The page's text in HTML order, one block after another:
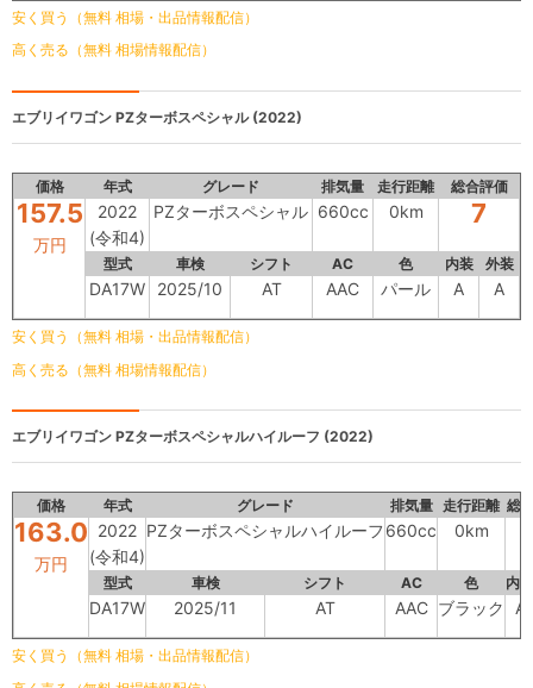
安く買う（無料 相場・出品情報配信）
高く売る（無料 相場情報配信）
エブリイワゴン PZターボスペシャル (2022)
価格 年式 グレード 排気量 走行距離 総合評価
157.5
万円
2022
(令和4)
PZターボスペシャル 660cc 0km 7
型式 車検 シフト AC 色 内装 外装
DA17W 2025/10 AT AAC パール A A
安く買う（無料 相場・出品情報配信）
高く売る（無料 相場情報配信）
エブリイワゴン PZターボスペシャルハイルーフ (2022)
価格 年式 グレード 排気量 走行距離 総
163.0
万円
2022
(令和4)
PZターボスペシャルハイルーフ 660cc 0km
型式 車検 シフト AC 色 内装
DA17W 2025/11 AT AAC ブラック A
安く買う（無料 相場・出品情報配信）